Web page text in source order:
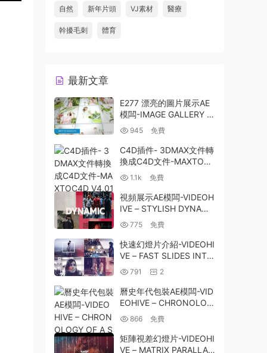
自然 新年片頭 VJ素材 醫療
幹擾毛刺 體育
最新文章
E277 漂亮的圖片展示AE
模闆-IMAGE GALLERY D
ROP AFTER EFFECTS T
EMPLATE
945 免費
C4D插件- 3DMAX文件轉
換成C4D文件-MAXTOC4
D V4.01 FOR CINEMA 4
D
1.1k 免費
視頻展示AE模闆-VIDEOH
IVE – STYLISH DYNAMI
C URBAN OPENER – 25
412200
775 免費
快速幻燈片介紹-VIDEOHI
VE – FAST SLIDES INTR
O 21306756
791 2
曆史年代包裝AE模闆-VID
EOHIVE – CHRONOLOG
Y OF A STORY – 23810
983
866 免費
矩陣視差幻燈片-VIDEOHI
VE – MATRIX PARALLAX